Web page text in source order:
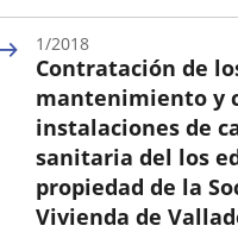
Contratación de
mantenimiento y
instalaciones de
sanitaria del los
propiedad de la
Vivienda de
1/2018